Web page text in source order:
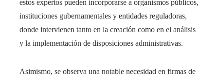
estos expertos pueden incorporarse a organismos públicos,
instituciones gubernamentales y entidades reguladoras,
donde intervienen tanto en la creación como en el análisis
y la implementación de disposiciones administrativas.
Asimismo, se observa una notable necesidad en firmas de